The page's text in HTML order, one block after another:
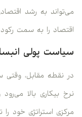
می‌تواند به رشد
اقتصاد را به سمت رکود
سیاست پولی
در نقطه مقابل، وقتی
نرخ بیکاری بالا
مرکزی استراتژی خود